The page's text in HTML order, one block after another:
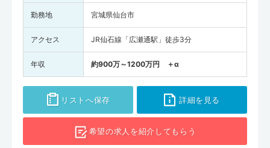
勤務地 宮城県仙台市
アクセス JR仙石線「広瀬通駅」徒歩3分
年収 約900万～1200万円 ＋α
リストへ保存 詳細を見る
希望の求人を紹介してもらう